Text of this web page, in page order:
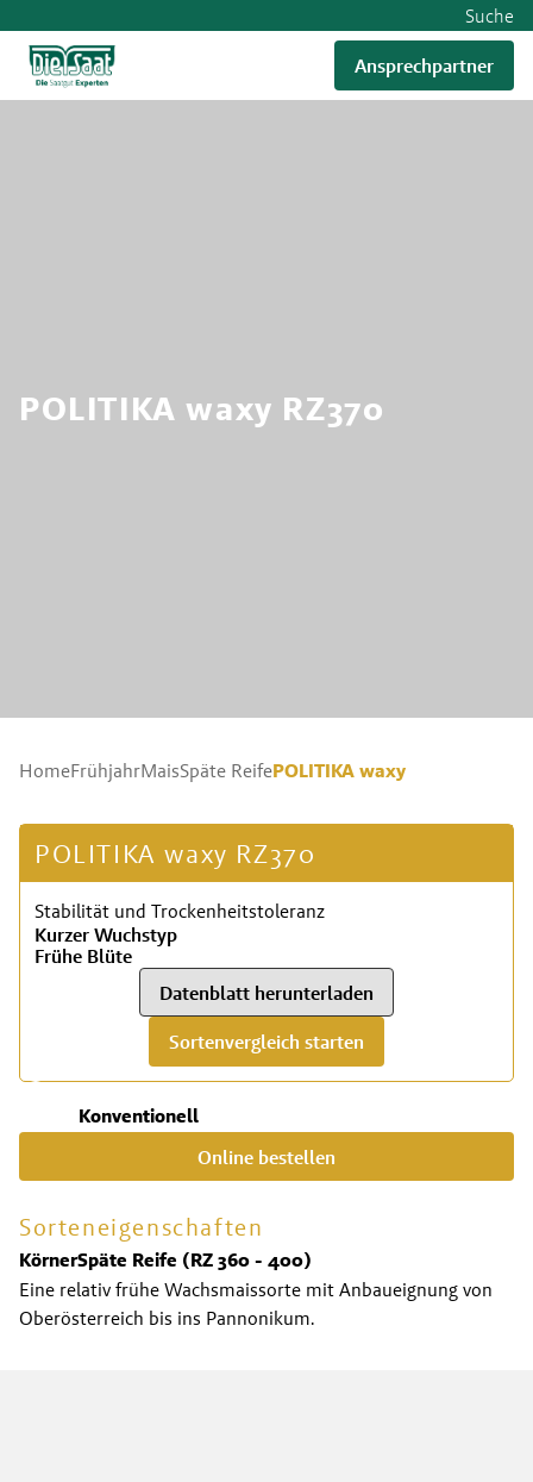
Suche
Ansprechpartner
POLITIKA waxy RZ370
HomeFrühjahrMaisSpäte ReifePOLITIKA waxy
POLITIKA waxy RZ370
Stabilität und Trockenheitstoleranz
Kurzer Wuchstyp
Frühe Blüte
Datenblatt herunterladen
Sortenvergleich starten
Konventionell
Online bestellen
Sorteneigenschaften
KörnerSpäte Reife (RZ 360 - 400)
Eine relativ frühe Wachsmaissorte mit Anbaueignung von
Oberösterreich bis ins Pannonikum.